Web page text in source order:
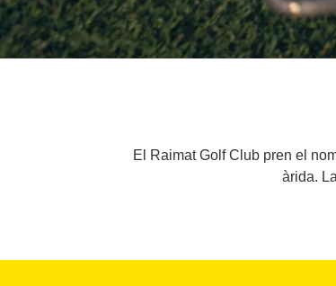
El Raimat Golf Club pren el
àrida.